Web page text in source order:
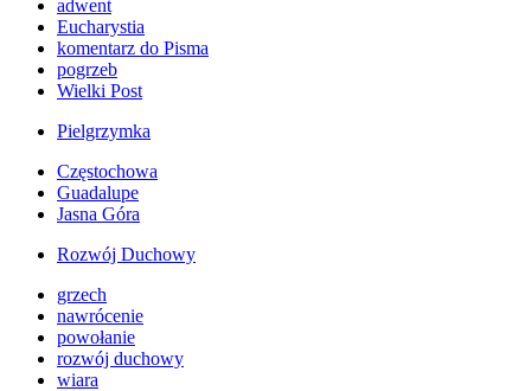
adwent
Eucharystia
komentarz do Pisma
pogrzeb
Wielki Post
Pielgrzymka
Częstochowa
Guadalupe
Jasna Góra
Rozwój Duchowy
grzech
nawrócenie
powołanie
rozwój duchowy
wiara